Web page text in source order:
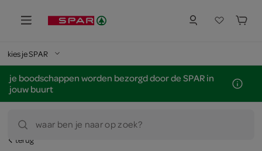
kies je SPAR
je boodschappen worden bezorgd door de SPAR in
jouw buurt
waar ben je naar op zoek?
terug